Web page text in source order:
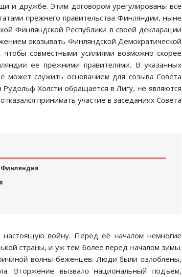
и дружбе. Этим договором урегулированы все
прежнего правительства Финляндии, ныне
Финляндской Республики в своей декларации
оказывать Финляндской Демократической
совместными усилиями возможно скорее
ее прежними правителями. В указанных
может служить основанием для созыва Совета
Холсти обращается в Лигу, не являются
принимать участие в заседаниях Совета
Финляндия
войну. Перед её началом немногие
страны, и уж тем более перед началом зимы.
волны беженцев. Люди были озлоблены,
Вторжение вызвало национальный подъем,